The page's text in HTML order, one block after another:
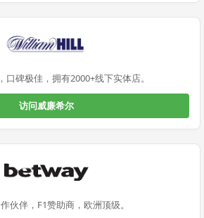
口碑极佳，拥有2000+线下实体店。
访问威廉希尔
伙伴，F1赞助商，欧洲顶级。